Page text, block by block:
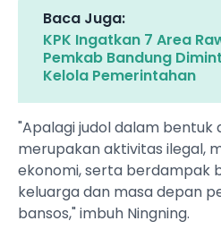
Baca Juga:
KPK Ingatkan 7 Area
Pemkab Bandung
Kelola Pemerintahan
"Apalagi judol dalam bentuk
merupakan aktivitas ilegal,
ekonomi, serta berdampak
keluarga dan masa depan
bansos," imbuh Ningning.